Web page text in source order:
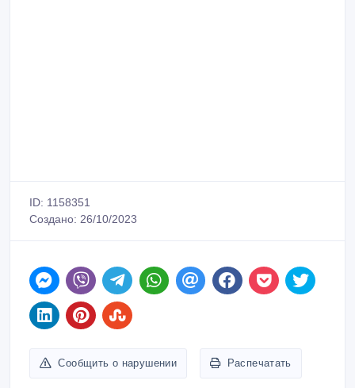
ID: 1158351
Создано: 26/10/2023
Сообщить о нарушении Распечатать